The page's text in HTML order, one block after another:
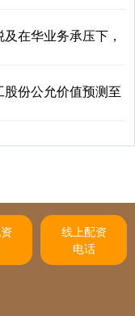
在华业务承压下，
份公允价值预测至
线上配资
电话